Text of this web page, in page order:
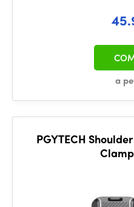
a
PGYTECH